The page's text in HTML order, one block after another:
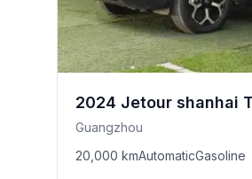
2024 Jetour shanhai
Guangzhou
20,000 kmAutomaticGasoline